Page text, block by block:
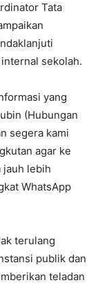
Tata
sekolah.
yang
(Hubungan
segera kami
agar ke
jauh lebih
WhatsApp
terulang
publik dan
teladan